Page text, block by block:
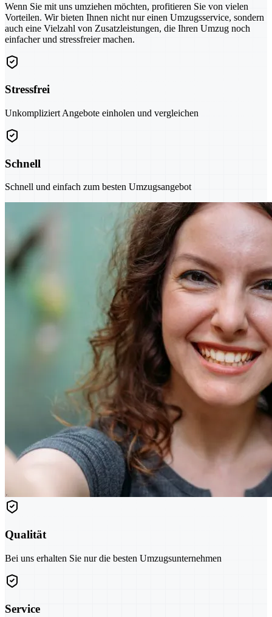
Wenn Sie mit uns umziehen möchten, profitieren Sie von vielen
Vorteilen. Wir bieten Ihnen nicht nur einen Umzugsservice, sondern
auch eine Vielzahl von Zusatzleistungen, die Ihren Umzug noch
einfacher und stressfreier machen.
Stressfrei
Unkompliziert Angebote einholen und vergleichen
Schnell
Schnell und einfach zum besten Umzugsangebot
Qualität
Bei uns erhalten Sie nur die besten Umzugsunternehmen
Service